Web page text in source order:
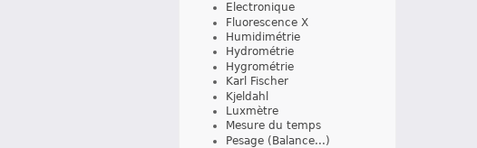
Electronique
Fluorescence X
Humidimétrie
Hydrométrie
Hygrométrie
Karl Fischer
Kjeldahl
Luxmètre
Mesure du temps
Pesage (Balance...)